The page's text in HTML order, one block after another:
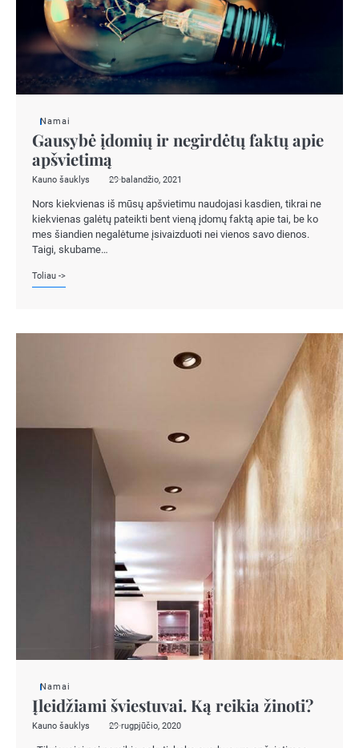
Namai
Gausybė įdomių ir negirdėtų faktų apie
apšvietimą
Kauno šauklys 29 balandžio, 2021
Nors kiekvienas iš mūsų apšvietimu naudojasi kasdien, tikrai ne
kiekvienas galėtų pateikti bent vieną įdomų faktą apie tai, be ko
mes šiandien negalėtume įsivaizduoti nei vienos savo dienos.
Taigi, skubame…
Toliau ->
Namai
Įleidžiami šviestuvai. Ką reikia žinoti?
Kauno šauklys 29 rugpjūčio, 2020